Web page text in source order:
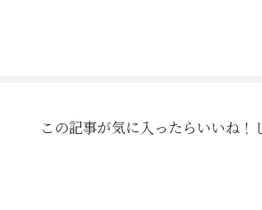
この記事が気に入ったらいいね！